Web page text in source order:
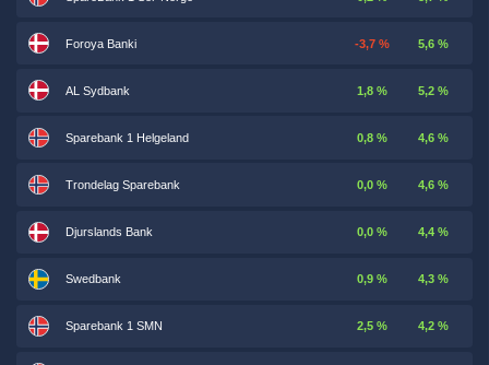
Foroya Banki -3,7 % 5,6 %
AL Sydbank 1,8 % 5,2 %
Sparebank 1 Helgeland 0,8 % 4,6 %
Trondelag Sparebank 0,0 % 4,6 %
Djurslands Bank 0,0 % 4,4 %
Swedbank 0,9 % 4,3 %
Sparebank 1 SMN 2,5 % 4,2 %